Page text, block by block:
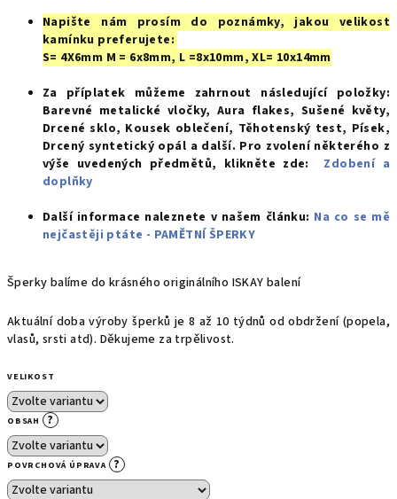
Napište nám prosím do poznámky, jakou velikost
kamínku preferujete:
S= 4X6mm M = 6x8mm, L =8x10mm, XL= 10x14mm
Za příplatek můžeme zahrnout následující položky:
Barevné metalické vločky, Aura flakes, Sušené květy,
Drcené sklo, Kousek oblečení, Těhotenský test, Písek,
Drcený syntetický opál a další. Pro zvolení některého z
výše uvedených předmětů, klikněte zde: Zdobení a
doplňky
Další informace naleznete v našem článku: Na co se mě
nejčastěji ptáte - PAMĚTNÍ ŠPERKY
Šperky balíme do krásného originálního ISKAY balení
Aktuální doba výroby šperků je 8 až 10 týdnů od obdržení (popela,
vlasů, srsti atd). Děkujeme za trpělivost.
VELIKOST
OBSAH ?
POVRCHOVÁ ÚPRAVA ?